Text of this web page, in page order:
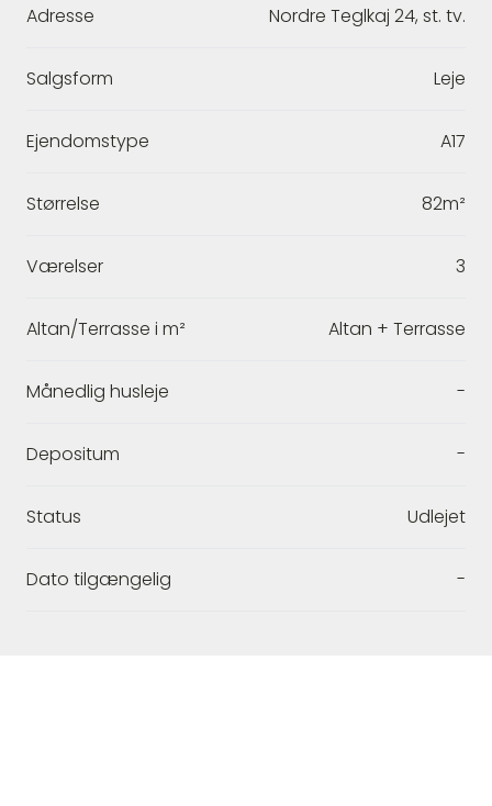
Adresse Nordre Teglkaj 24, st. tv.
Salgsform Leje
Ejendomstype A17
Størrelse 82m²
Værelser 3
Altan/Terrasse i m² Altan + Terrasse
Månedlig husleje -
Depositum -
Status Udlejet
Dato tilgængelig -